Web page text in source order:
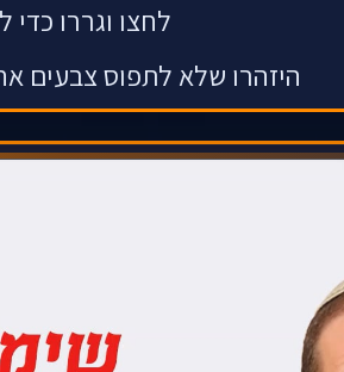
לחצו וגררו
היזהרו שלא לתפוס צבעים